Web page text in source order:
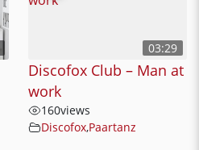
03:29
Discofox Club – Man at
work
160views
Discofox,Paartanz